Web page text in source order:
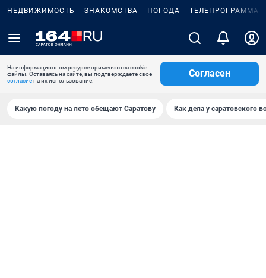
НЕДВИЖИМОСТЬ ЗНАКОМСТВА ПОГОДА ТЕЛЕПРОГРАММА
На информационном ресурсе применяются cookie-
файлы. Оставаясь на сайте, вы подтверждаете свое
согласиена их использование.
Согласен
Какую погоду на лето обещают Саратову Как дела у саратовского